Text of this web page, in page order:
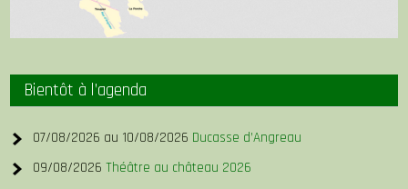
Bientôt à l’agenda
07/08/2026 au 10/08/2026 Ducasse d’Angreau
09/08/2026Théâtre au château 2026